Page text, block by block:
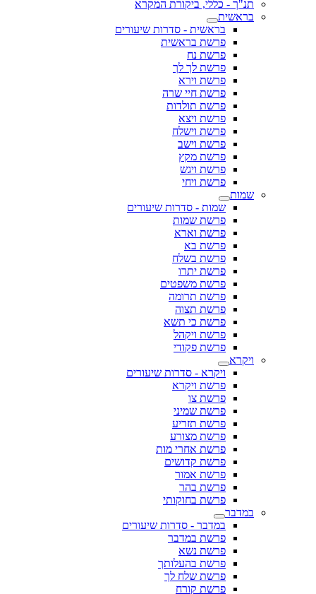
תנ"ך - כללי, ביקורת המקרא
בראשית
בראשית - סדרות שיעורים
פרשת בראשית
פרשת נח
פרשת לך לך
פרשת וירא
פרשת חיי שרה
פרשת תולדות
פרשת ויצא
פרשת וישלח
פרשת וישב
פרשת מקץ
פרשת ויגש
פרשת ויחי
שמות
שמות - סדרות שיעורים
פרשת שמות
פרשת וארא
פרשת בא
פרשת בשלח
פרשת יתרו
פרשת משפטים
פרשת תרומה
פרשת תצוה
פרשת כי תשא
פרשת ויקהל
פרשת פקודי
ויקרא
ויקרא - סדרות שיעורים
פרשת ויקרא
פרשת צו
פרשת שמיני
פרשת תזריע
פרשת מצורע
פרשת אחרי מות
פרשת קדושים
פרשת אמור
פרשת בהר
פרשת בחוקותי
במדבר
במדבר - סדרות שיעורים
פרשת במדבר
פרשת נשא
פרשת בהעלותך
פרשת שלח לך
פרשת קורח